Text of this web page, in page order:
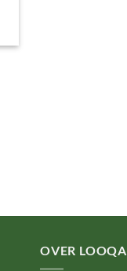
OVER LOOQA